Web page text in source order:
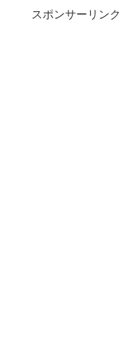
スポンサーリンク